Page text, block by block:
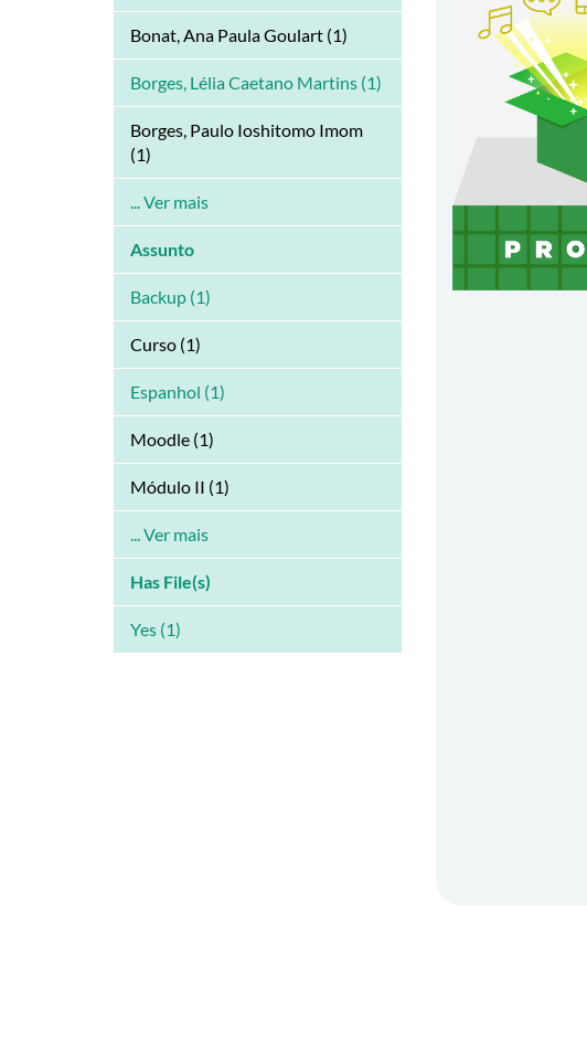
Bonat, Ana Paula Goulart (1)
Borges, Lélia Caetano Martins (1)
Borges, Paulo Ioshitomo Imom
(1)
... Ver mais
Assunto
Backup (1)
Curso (1)
Espanhol (1)
Moodle (1)
Módulo II (1)
... Ver mais
Has File(s)
Yes (1)